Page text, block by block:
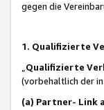
gegen die
1. Qualifizierte
Qualifizierte
(vorbehaltlich der
(a) Partner- Link